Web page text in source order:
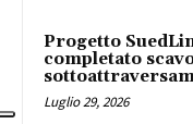
Progetto
completato
Luglio 29, 2026